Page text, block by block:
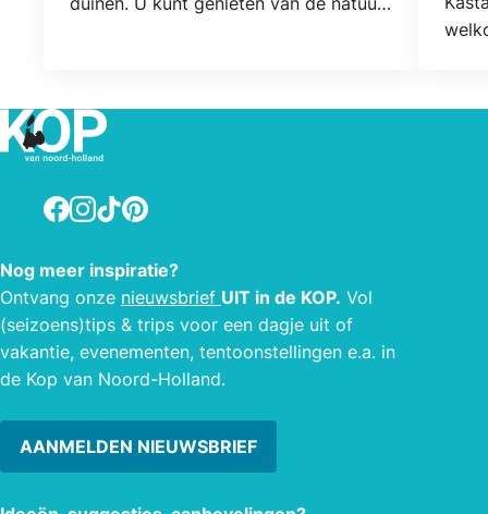
Facebook
Instagram
TikTokPinterest
Nog meer inspiratie?
Ontvang onze nieuwsbrief UIT in de KOP. Vol
(seizoens)tips & trips voor een dagje uit of
vakantie, evenementen, tentoonstellingen e.a. in
de Kop van Noord-Holland.
AANMELDEN NIEUWSBRIEF